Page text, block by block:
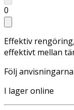
0
Effektiv
effektivt mellan
Följ
I lager online